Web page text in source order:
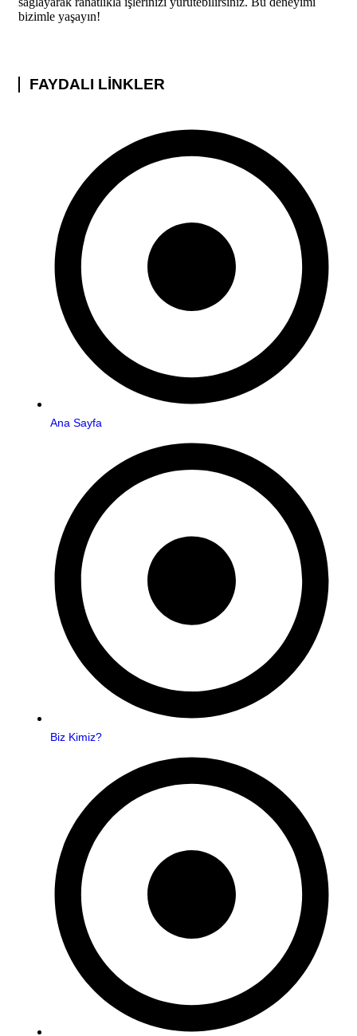
bizimle yaşayın!
FAYDALI LİNKLER
Ana Sayfa
Biz Kimiz?